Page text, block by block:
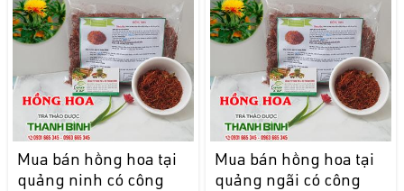
Mua bán hồng hoa tại
quảng ninh có công
Mua bán hồng hoa tại
quảng ngãi có công